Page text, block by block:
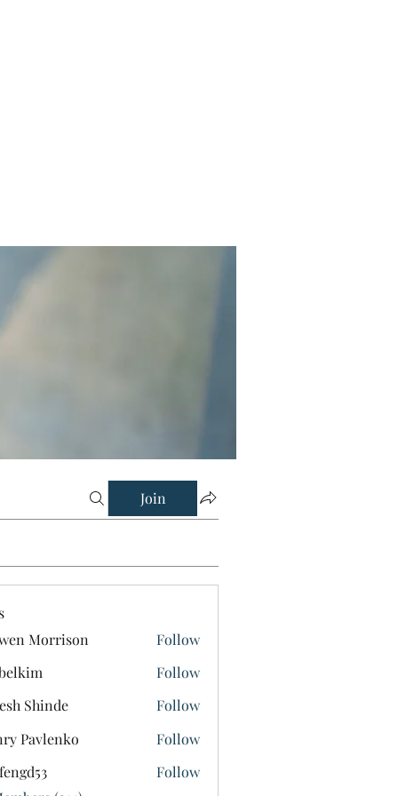
Join
Morrison
Follow
Follow
Shinde
Follow
Pavlenko
Follow
Follow